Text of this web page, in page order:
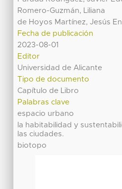
Romero-Guzmán, Liliana
de Hoyos Martínez, Jesús
Fecha de publicación
2023-08-01
Editor
Universidad de Alicante
Tipo de documento
Capítulo de Libro
Palabras clave
espacio urbano
la habitabilidad y
las ciudades.
biotopo